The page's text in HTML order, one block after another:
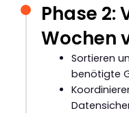
Phase 2:
Wochen
Sortieren
benötigte